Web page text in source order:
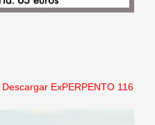
Descargar ExPERPENTO 116